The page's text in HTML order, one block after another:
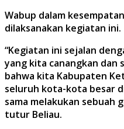
Wabup dalam
dilaksanakan kegiatan ini.
“Kegiatan ini sejalan
yang kita canangkan dan
bahwa kita Kabupaten
seluruh kota-kota besar
sama melakukan sebuah
tutur Beliau.